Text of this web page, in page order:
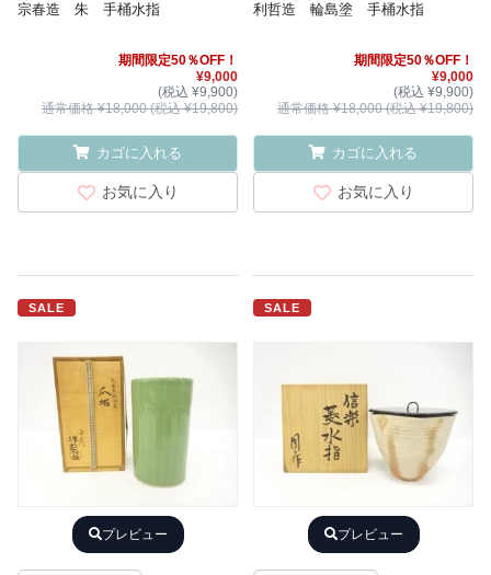
宗春造 朱 手桶水指
期間限定50％OFF！
¥9,000
(税込 ¥9,900)
通常価格 ¥18,000 (税込 ¥19,800)
カゴに入れる
お気に入り
利哲造 輪島塗 手桶水指
期間限定50％OFF！
¥9,000
(税込 ¥9,900)
通常価格 ¥18,000 (税込 ¥19,800)
カゴに入れる
お気に入り
SALE
プレビュー
SALE
プレビュー